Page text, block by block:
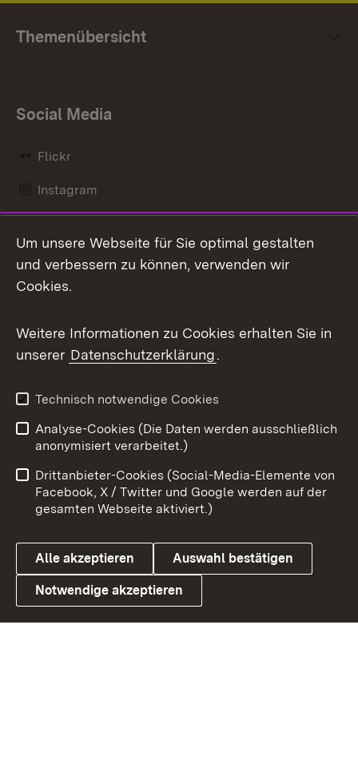
Themenübersicht
Social Media
Flickr
Instagram
Mastodon
Messenger
Social Wall
X / Twitter
Youtube
Link zum Landesportal
Benutzungshinweise
Barrierefreiheit
Datenschutz
Cookies
Um unsere Webseite für Sie optimal gestalten
und verbessern zu können, verwenden wir
Cookies.
Weitere Informationen zu Cookies erhalten Sie in
unserer Datenschutzerklärung.
Technisch notwendige Cookies
Analyse-Cookies (Die Daten werden ausschließlich
anonymisiert verarbeitet.)
Drittanbieter-Cookies (Social-Media-Elemente von
Facebook, X / Twitter und Google werden auf der
gesamten Webseite aktiviert.)
Alle akzeptieren Auswahl bestätigen
Notwendige akzeptieren